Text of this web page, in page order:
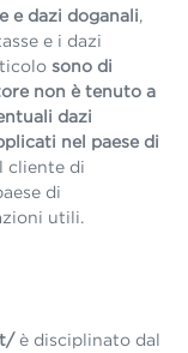
e dazi doganali
e i dazi
sono di
non è tenuto a
dazi
nel paese di
cliente di
di
utili.
è disciplinato dal